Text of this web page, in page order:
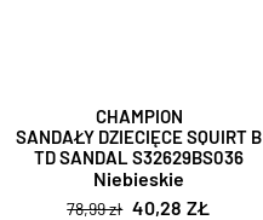
CHAMPION
SANDAŁY DZIECIĘCE SQUIRT B
TD SANDAL S32629BS036
Niebieskie
78,99 zł 40,28 ZŁ